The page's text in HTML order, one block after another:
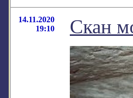
14.11.2020
19:10
Скан